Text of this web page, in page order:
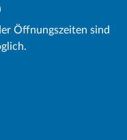
Öffnungszeiten sind